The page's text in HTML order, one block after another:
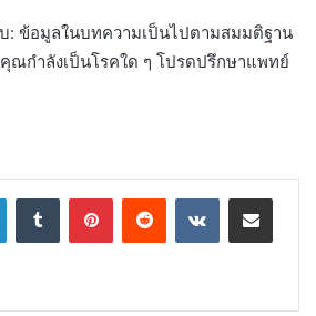
: ข้อมูลในบทความเป็นไปตามสมมติฐาน
ณกำลังเป็นโรคใด ๆ โปรดปรึกษาแพทย์
LinkedInTumblr PinterestReddit VKontakteShare via Email